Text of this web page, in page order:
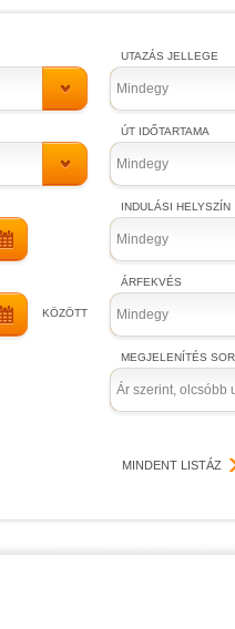
KÖZÖTT
UTAZÁS JELLEGE
Mindegy
ÚT IDŐTARTAMA
Mindegy
INDULÁSI HELYSZÍN
Mindegy
ÁRFEKVÉS
Mindegy
MEGJELENÍTÉS
Ár szerint, olcsóbb
MINDENT LISTÁZ